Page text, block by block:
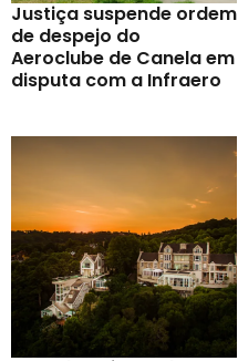
Justiça suspende ordem
de despejo do
Aeroclube de Canela em
disputa com a Infraero